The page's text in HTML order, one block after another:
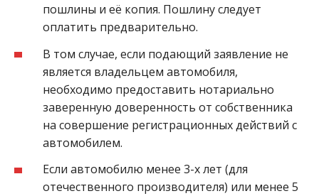
пошлины и её копия. Пошлину следует
оплатить предварительно.
В том случае, если подающий заявление не
является владельцем автомобиля,
необходимо предоставить нотариально
заверенную доверенность от собственника
на совершение регистрационных действий с
автомобилем.
Если автомобилю менее 3-х лет (для
отечественного производителя) или менее 5